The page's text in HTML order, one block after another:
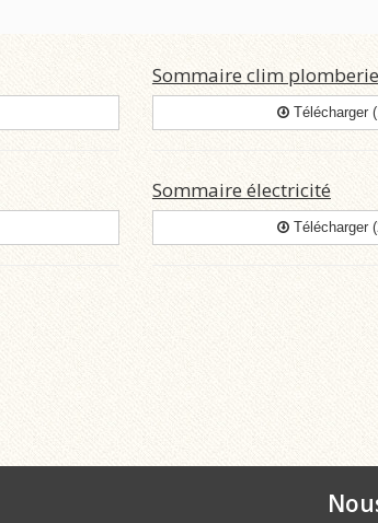
Sommaire clim plomberie
Télécharger
Sommaire électricité
Télécharger